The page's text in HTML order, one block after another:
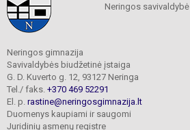
Neringos savivaldybė
Neringos gimnazija
Savivaldybės biudžetinė įstaiga
G. D. Kuverto g. 12, 93127 Neringa
Tel./ faks. +370 469 52291
El. p. rastine@neringosgimnazija.lt
Duomenys kaupiami ir saugomi
Juridinių asmenų registre